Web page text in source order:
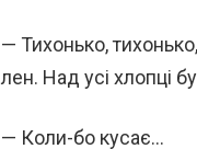
— Тихонько,
лен. Над усі хлопці
— Коли-бо кусає…